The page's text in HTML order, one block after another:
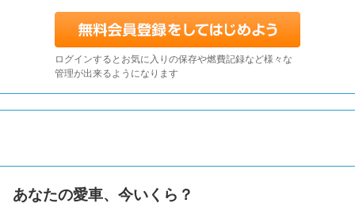
ログインするとお気に入りの保存や燃費記録など様々な
管理が出来るようになります
あなたの愛車、今いくら？